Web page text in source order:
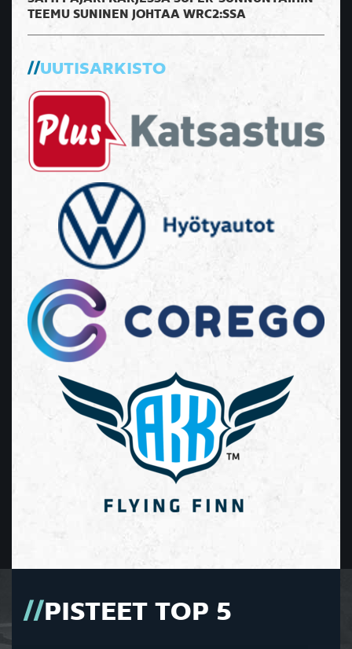
TEEMU SUNINEN JOHTAA WRC2:SSA
UUTISARKISTO
PISTEET TOP 5